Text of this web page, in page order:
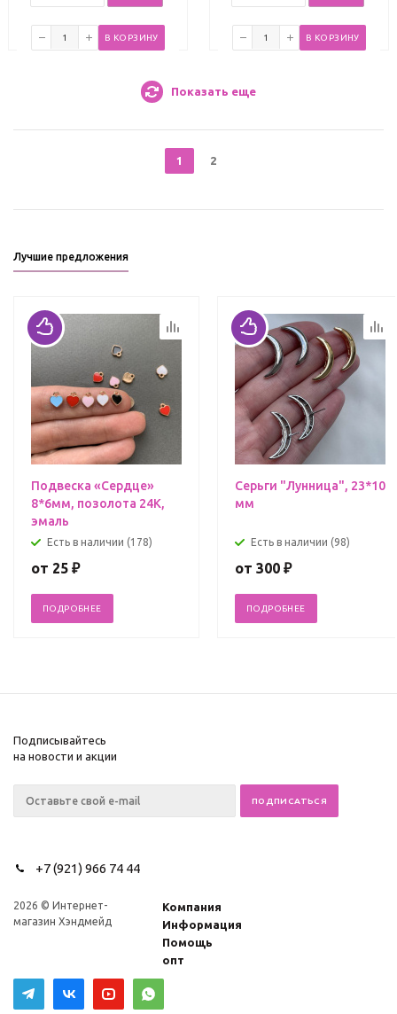
В КОРЗИНУ В КОРЗИНУ
Показать еще
1 2
Лучшие предложения
Подвеска «Сердце»
8*6мм, позолота 24К,
эмаль
Есть в наличии (178)
от 25 ₽
ПОДРОБНЕЕ
Серьги "Лунница", 23*10
мм
Есть в наличии (98)
от 300 ₽
ПОДРОБНЕЕ
Подписывайтесь
на новости и акции
+7 (921) 966 74 44
2026 © Интернет-
магазин Хэндмейд
Компания
Информация
Помощь
опт